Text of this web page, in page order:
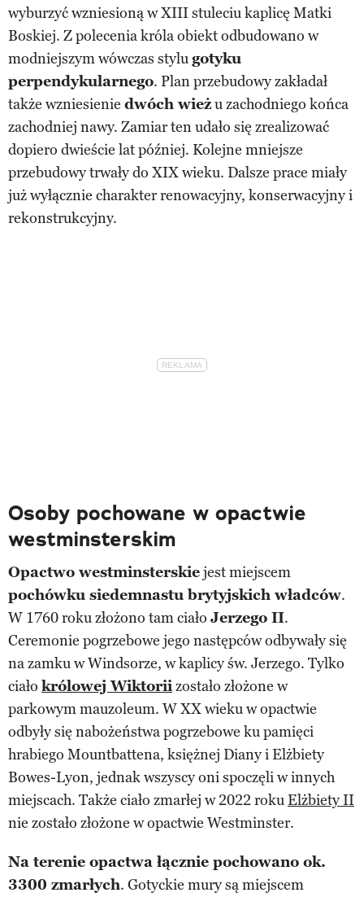
wyburzyć wzniesioną w XIII stuleciu kaplicę Matki
Boskiej. Z polecenia króla obiekt odbudowano w
modniejszym wówczas stylugotyku
perpendykularnego. Plan przebudowy zakładał
także wzniesienie dwóch wieżu zachodniego końca
zachodniej nawy. Zamiar ten udało się zrealizować
dopiero dwieście lat później. Kolejne mniejsze
przebudowy trwały do XIX wieku. Dalsze prace miały
już wyłącznie charakter renowacyjny, konserwacyjny i
rekonstrukcyjny.
Osoby pochowane w opactwie
westminsterskim
Opactwo westminsterskiejest miejscem
pochówku siedemnastu brytyjskich władców.
W 1760 roku złożono tam ciało Jerzego II.
Ceremonie pogrzebowe jego następców odbywały się
na zamku w Windsorze, w kaplicy św. Jerzego. Tylko
ciało królowej Wiktoriizostało złożone w
parkowym mauzoleum. W XX wieku w opactwie
odbyły się nabożeństwa pogrzebowe ku pamięci
hrabiego Mountbattena, księżnej Diany i Elżbiety
Bowes-Lyon, jednak wszyscy oni spoczęli w innych
miejscach. Także ciało zmarłej w 2022 rokuElżbiety II
nie zostało złożone w opactwie Westminster.
Na terenie opactwa łącznie pochowano ok.
3300 zmarłych. Gotyckie mury są miejscem